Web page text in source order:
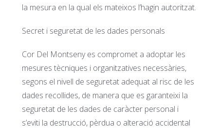
la mesura en la qual els mateixos l’hagin autoritzat.
Secret i seguretat de les dades personals
Cor Del Montseny es compromet a adoptar les
mesures tècniques i organitzatives necessàries,
segons el nivell de seguretat adequat al risc de les
dades recollides, de manera que es garanteixi la
seguretat de les dades de caràcter personal i
s’eviti la destrucció, pèrdua o alteració accidental